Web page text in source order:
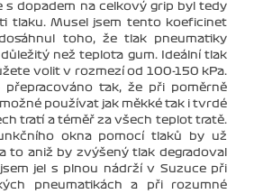
s dopadem na celkový grip byl tedy
tlaku. Musel jsem tento koeficinet
toho, že tlak pneumatiky
než teplota gum. Ideální tlak
volit v rozmezí od 100-150 kPa.
přepracováno tak, že při poměrně
používat jak měkké tak i tvrdé
tratí a téměř za všech teplot tratě.
okna pomocí tlaků by už
to aniž by zvýšený tlak degradoval
jel s plnou nádrží v Suzuce při
pneumatikách a při rozumné